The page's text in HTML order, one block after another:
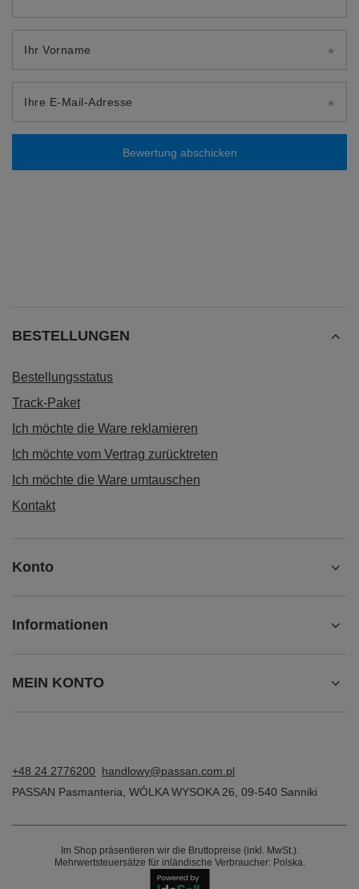
Ihr Vorname
Ihre E-Mail-Adresse
Bewertung abschicken
BESTELLUNGEN
Bestellungsstatus
Track-Paket
Ich möchte die Ware reklamieren
Ich möchte vom Vertrag zurücktreten
Ich möchte die Ware umtauschen
Kontakt
Konto
Informationen
MEIN KONTO
+48 24 2776200
handlowy@passan.com.pl
PASSAN Pasmanteria WÓLKA WYSOKA 26 09-540 Sanniki
Im Shop präsentieren wir die Bruttopreise (inkl. MwSt.).
Mehrwertsteuersätze für inländische Verbraucher: Polska.